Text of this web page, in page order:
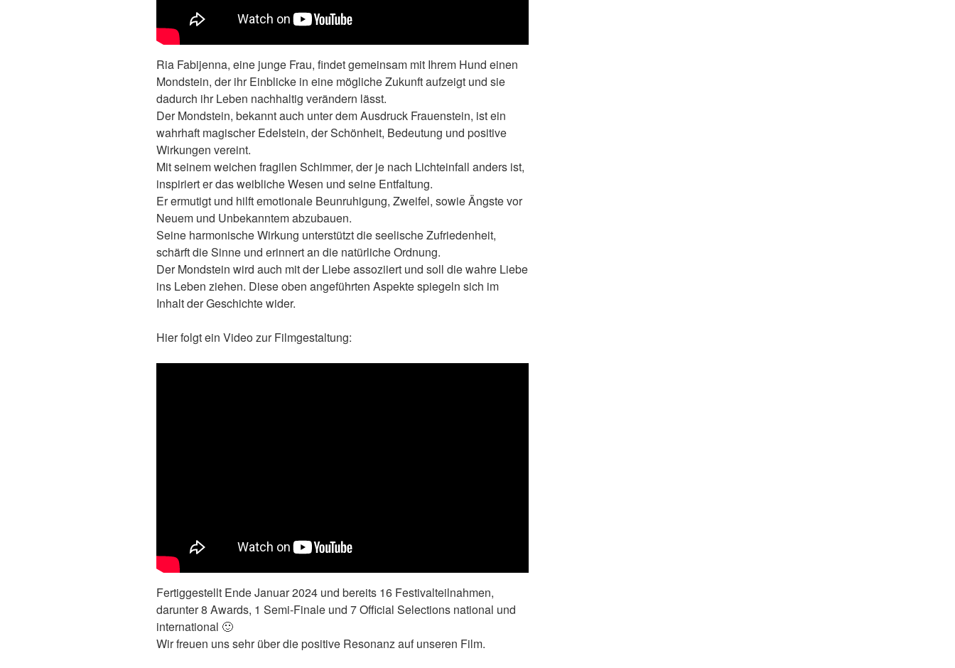
Ria Fabijenna, eine junge Frau, findet gemeinsam mit Ihrem Hund einen
Mondstein, der ihr Einblicke in eine mögliche Zukunft aufzeigt und sie
dadurch ihr Leben nachhaltig verändern lässt.
Der Mondstein, bekannt auch unter dem Ausdruck Frauenstein, ist ein
wahrhaft magischer Edelstein, der Schönheit, Bedeutung und positive
Wirkungen vereint.
Mit seinem weichen fragilen Schimmer, der je nach Lichteinfall anders ist,
inspiriert er das weibliche Wesen und seine Entfaltung.
Er ermutigt und hilft emotionale Beunruhigung, Zweifel, sowie Ängste vor
Neuem und Unbekanntem abzubauen.
Seine harmonische Wirkung unterstützt die seelische Zufriedenheit,
schärft die Sinne und erinnert an die natürliche Ordnung.
Der Mondstein wird auch mit der Liebe assoziiert und soll die wahre Liebe
ins Leben ziehen. Diese oben angeführten Aspekte spiegeln sich im
Inhalt der Geschichte wider.
Hier folgt ein Video zur Filmgestaltung:
Fertiggestellt Ende Januar 2024 und bereits 16 Festivalteilnahmen,
darunter 8 Awards, 1 Semi-Finale und 7 Official Selections national und
international 🙂
Wir freuen uns sehr über die positive Resonanz auf unseren Film.